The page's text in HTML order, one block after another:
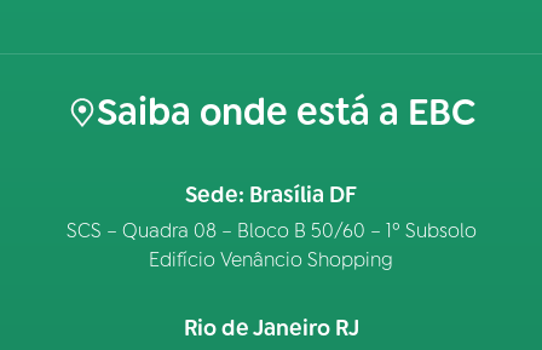
Saiba onde está a EBC
Sede: Brasília DF
SCS – Quadra 08 – Bloco B 50/60 – 1º Subsolo
Edifício Venâncio Shopping
Rio de Janeiro RJ